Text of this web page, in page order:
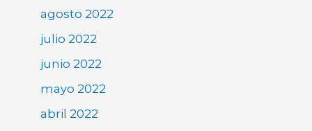
agosto 2022
julio 2022
junio 2022
mayo 2022
abril 2022